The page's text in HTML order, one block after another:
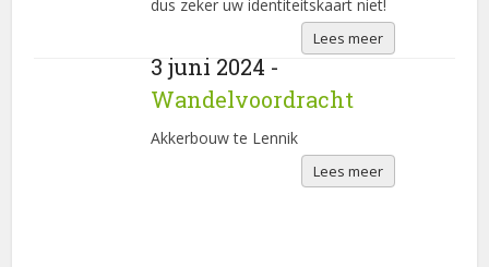
dus zeker uw identiteitskaart niet!
Lees meer
3 juni 2024 -
Wandelvoordracht
Akkerbouw te Lennik
Lees meer